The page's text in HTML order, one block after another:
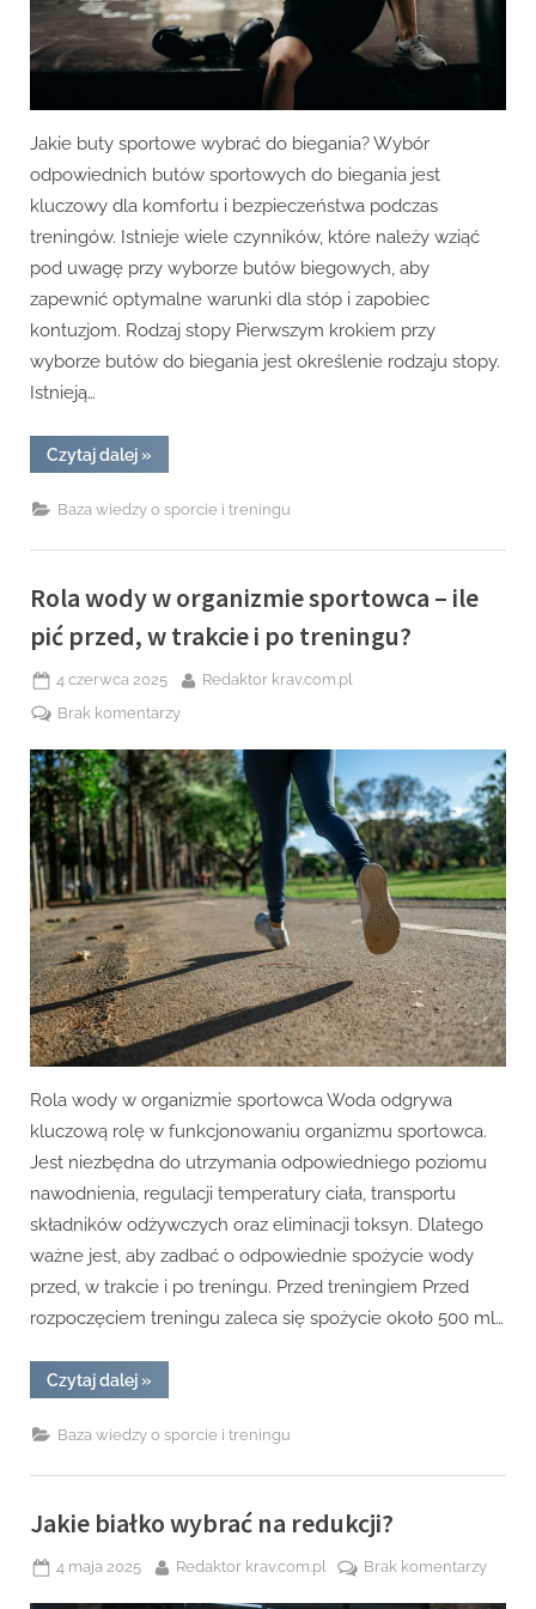
Jakie buty sportowe wybrać do biegania? Wybór
odpowiednich butów sportowych do biegania jest
kluczowy dla komfortu i bezpieczeństwa podczas
treningów. Istnieje wiele czynników, które należy wziąć
pod uwagę przy wyborze butów biegowych, aby
zapewnić optymalne warunki dla stóp i zapobiec
kontuzjom. Rodzaj stopy Pierwszym krokiem przy
wyborze butów do biegania jest określenie rodzaju stopy.
Istnieją…
Czytaj dalej“Jakie
buty
wybrać
do
»
Baza wiedzy o sporcie i treningu
Rola wody w organizmie sportowca – ile
pić przed, w trakcie i po treningu?
Posted
on
4 czerwca 2025 By
Redaktor krav.com.pl
Brak komentarzydo
wody
w
organizmie
sportowca
–
ile
przed,
w
trakcie
i
po
Rola wody w organizmie sportowca Woda odgrywa
kluczową rolę w funkcjonowaniu organizmu sportowca.
Jest niezbędna do utrzymania odpowiedniego poziomu
nawodnienia, regulacji temperatury ciała, transportu
składników odżywczych oraz eliminacji toksyn. Dlatego
ważne jest, aby zadbać o odpowiednie spożycie wody
przed, w trakcie i po treningu. Przed treningiem Przed
rozpoczęciem treningu zaleca się spożycie około 500 ml…
Czytaj dalej“Rola
wody
organizmie
sportowca
ile
przed,
w
i
po
»
Baza wiedzy o sporcie i treningu
Jakie białko wybrać na redukcji?
Posted
4 maja 2025 By
Redaktor krav.com.pl Brak komentarzydo